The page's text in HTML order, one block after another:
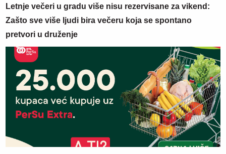
Letnje večeri u gradu više nisu rezervisane za vikend:
Zašto sve više ljudi bira večeru koja se spontano
pretvori u druženje